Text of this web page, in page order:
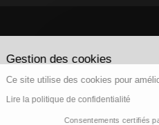
Gestion des cookies
Ce site utilise des cookies pour
Lire la politique de confidentialité
Consentements